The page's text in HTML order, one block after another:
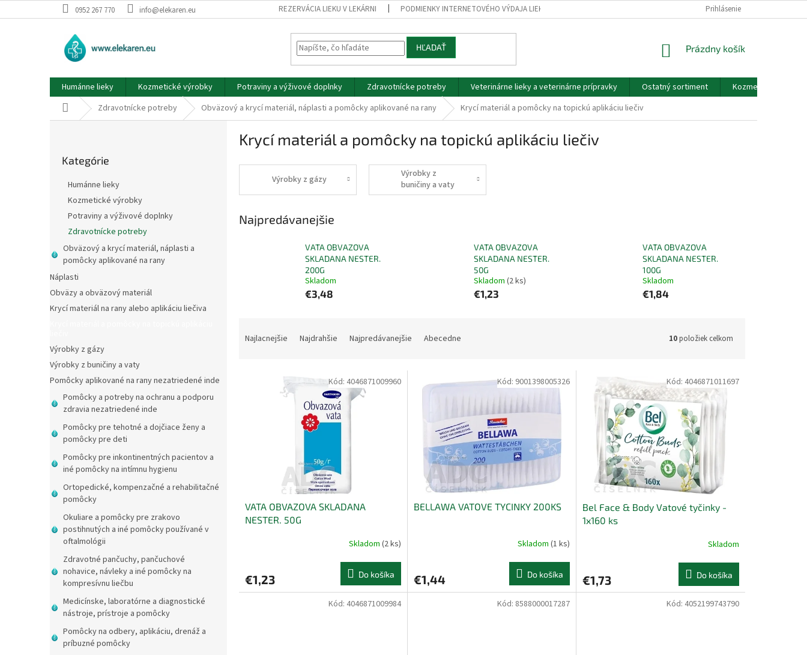
na
0952 267 770 info@elekaren.eu REZERVÁCIA LIEKU V LEKÁRNI PODMIENKY INTERNETOVÉHO VÝDAJA LIEKOV A ZDRAVOTNÍCKYCH POMÔCOK A VOP GDPR - PODMIENKY
Prihlásenie
HĽADAŤ
NÁKUPNÝ
Prázdny košík
Humánne lieky Kozmetické výrobky Potraviny a výživové doplnky Zdravotnícke potreby Veterinárne lieky a veterinárne prípravky Ostatný sortiment
Kozmetické výrobky
Domov Zdravotnícke potreby Obväzový a krycí materiál, náplasti a pomôcky aplikované na rany Krycí materiál a pomôcky na topickú aplikáciu liečiv
kategórie
Kategórie
Humánne lieky
Kozmetické výrobky
Potraviny a výživové doplnky
Zdravotnícke potreby
Obväzový a krycí materiál, náplasti a
pomôcky aplikované na rany
Náplasti
Obväzy a obväzový materiál
Krycí materiál na rany alebo aplikáciu liečiva
Výrobky z gázy
Výrobky z buničiny a vaty
Pomôcky aplikované na rany nezatriedené inde
Pomôcky a potreby na ochranu a podporu
zdravia nezatriedené inde
Pomôcky pre tehotné a dojčiace ženy a
pomôcky pre deti
Pomôcky pre inkontinentných pacientov a
iné pomôcky na intímnu hygienu
Ortopedické, kompenzačné a rehabilitačné
pomôcky
Okuliare a pomôcky pre zrakovo
postihnutých a iné pomôcky používané v
oftalmológii
Zdravotné pančuchy, pančuchové
nohavice, návleky a iné pomôcky na
kompresívnu liečbu
Medicínske, laboratórne a diagnostické
nástroje, prístroje a pomôcky
Pomôcky na odbery, aplikáciu, drenáž a
príbuzné pomôcky
Krycí materiál a pomôcky na topickú aplikáciu liečiv
Výrobky z gázy
Výrobky z
buničiny a vaty
Najpredávanejšie
VATA OBVAZOVA
SKLADANA NESTER.
200G
Skladom
€3,48
VATA OBVAZOVA
SKLADANA NESTER.
50G
Skladom (2 ks)
€1,23
VATA OBVAZOVA
SKLADANA NESTER.
100G
Skladom
€1,84
Najlacnejšie Najdrahšie Najpredávanejšie Abecedne 10položiek celkom
VATA OBVAZOVA SKLADANA
NESTER. 50G
Skladom (2 ks)
€1,23 Do košíka
Kód: 4046871009960
BELLAWA VATOVE TYCINKY 200KS
Skladom (1 ks)
€1,44 Do košíka
Kód: 9001398005326
Bel Face & Body Vatové tyčinky -
1x160 ks
Skladom
€1,73 Do košíka
Kód: 4046871011697
Kód: 4046871009984 Kód: 8588000017287 Kód: 4052199743790